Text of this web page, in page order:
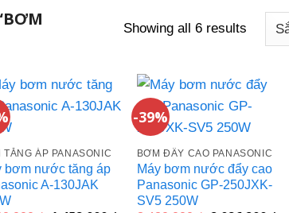
Showing all 6 results
TĂNG ÁP PANASONIC
bơm nước tăng áp
A-130JAK
-39%
BƠM ĐẨY CAO PANASONIC
Máy bơm nước đẩy cao
Panasonic GP-250JXK-
SV5 250W